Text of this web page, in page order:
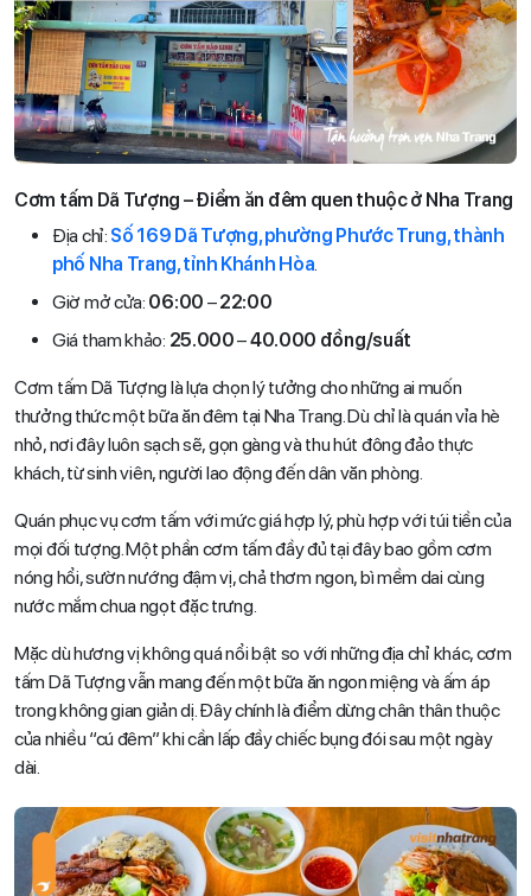
Cơm tấm Dã Tượng – Điểm ăn đêm quen thuộc ở Nha Trang
Địa chỉ: Số 169 Dã Tượng, phường Phước Trung, thành
phố Nha Trang, tỉnh Khánh Hòa.
Giờ mở cửa: 06:00 –22:00
Giá tham khảo: 25.000–40.000 đồng/suất
Cơm tấm Dã Tượng là lựa chọn lý tưởng cho những ai muốn
thưởng thức một bữa ăn đêm tại Nha Trang. Dù chỉ là quán vỉa hè
nhỏ, nơi đây luôn sạch sẽ, gọn gàng và thu hút đông đảo thực
khách, từ sinh viên, người lao động đến dân văn phòng.
Quán phục vụ cơm tấm với mức giá hợp lý, phù hợp với túi tiền của
mọi đối tượng. Một phần cơm tấm đầy đủ tại đây bao gồm cơm
nóng hổi, sườn nướng đậm vị, chả thơm ngon, bì mềm dai cùng
nước mắm chua ngọt đặc trưng.
Mặc dù hương vị không quá nổi bật so với những địa chỉ khác, cơm
tấm Dã Tượng vẫn mang đến một bữa ăn ngon miệng và ấm áp
trong không gian giản dị. Đây chính là điểm dừng chân thân thuộc
của nhiều “cú đêm” khi cần lấp đầy chiếc bụng đói sau một ngày
dài.